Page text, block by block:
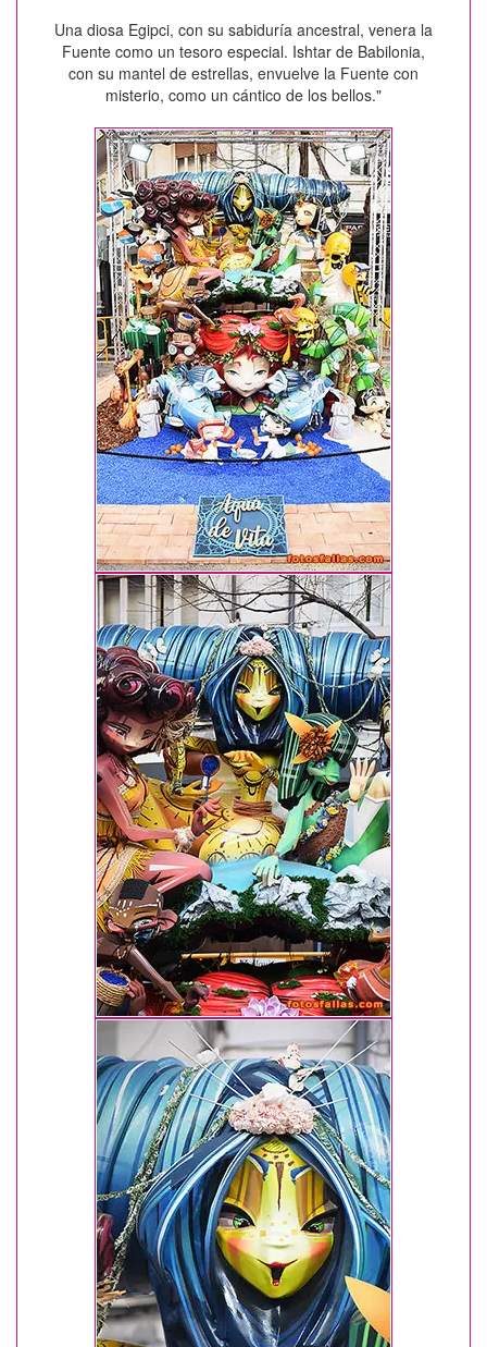
Una diosa Egipci, con su sabiduría ancestral, venera la
Fuente como un tesoro especial. Ishtar de Babilonia,
con su mantel de estrellas, envuelve la Fuente con
misterio, como un cántico de los bellos."